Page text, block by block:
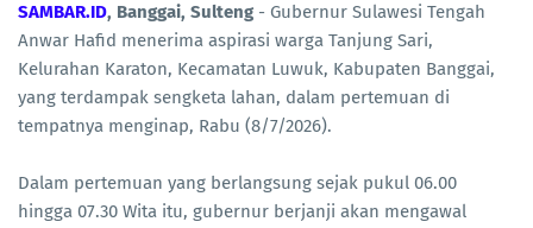
SAMBAR.ID, Banggai, Sulteng - Gubernur Sulawesi Tengah
Anwar Hafid menerima aspirasi warga Tanjung Sari,
Kelurahan Karaton, Kecamatan Luwuk, Kabupaten Banggai,
yang terdampak sengketa lahan, dalam pertemuan di
tempatnya menginap, Rabu (8/7/2026).
Dalam pertemuan yang berlangsung sejak pukul 06.00
hingga 07.30 Wita itu, gubernur berjanji akan mengawal